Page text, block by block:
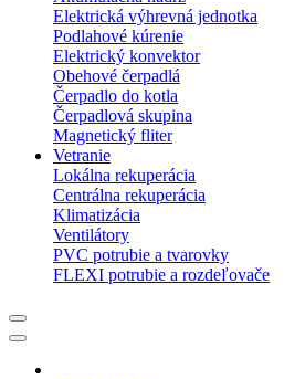
Elektrická výhrevná jednotka
Podlahové kúrenie
Elektrický konvektor
Obehové čerpadlá
Čerpadlo do kotla
Čerpadlová skupina
Magnetický fliter
Vetranie
Lokálna rekuperácia
Centrálna rekuperácia
Klimatizácia
Ventilátory
PVC potrubie a tvarovky
FLEXI potrubie a rozdeľovače